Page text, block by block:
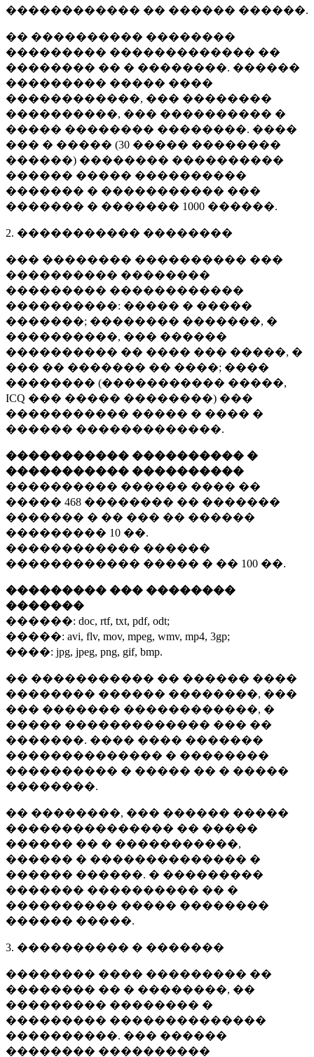
������������ �� ������ ������.
�� ���������� ��������
��������� ������������� ��
�������� �� � ��������. ������
��������� ����� ����
������������, ��� ��������
����������, ��� ���������� �
����� �������� ��������. ����
��� � ����� (30 ����� ��������
������) �������� ����������
������ ����� ����������
������� � ����������� ���
������� � ������� 1000 ������.
2. ����������� ��������
��� �������� ���������� ���
���������� ��������
��������� ������������
����������: ����� � �����
�������; �������� �������, �
����������, ��� ������
���������� �� ���� ��� �����, �
��� �� ������� �� ����; ����
�������� (����������� �����,
ICQ ��� ����� ��������) ���
����������� ����� � ���� �
������ �������������.
����������� ���������� �
����������� ����������
���������� ������ ���� ��
����� 468 �������� �� �������
������� � �� ��� �� ������
��������� 10 ��.
������������ ������
������������ ����� � �� 100 ��.
��������� ��� ��������
�������
������: doc, rtf, txt, pdf, odt;
�����: avi, flv, mov, mpeg, wmv, mp4, 3gp;
����: jpg, jpeg, png, gif, bmp.
�� ����������� �� ������ ����
�������� ������ ��������, ���
��� ������� ������������, �
����� ������������� ��� ��
�������. ���� ���� �������
�������������� � ��������
���������� � ����� �� � �����
��������.
�� ��������, ��� ������ �����
��������������� �� �����
������ �� � �����������,
������ � �������������� �
������ ������. � ���������
������� ���������� �� �
���������� ����� ��������
������ �����.
3. ���������� � �������
�������� ���� ��������� ��
�������� �� � ��������, ��
��������� �������� �
��������� ��������������
����������. ��� ������
�������� ����������